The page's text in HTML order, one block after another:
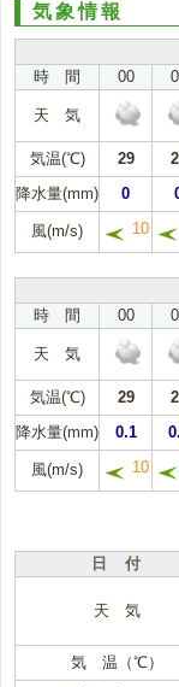
気象情報
時 間
00
天 気
気温(℃) 29
降水量(mm)
0
風(m/s) 10
時 間
00
天 気
気温(℃) 29
降水量(mm)
0.1
風(m/s) 10
日 付
天 気
気 温（℃）